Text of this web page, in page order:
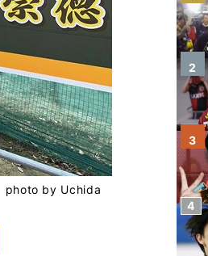
photo by Uchida
2
3
4